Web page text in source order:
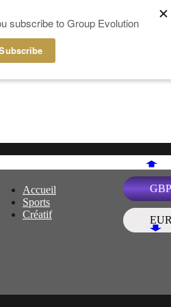
GBP
Accueil
Sports
Créatif
Menu
Accueil
Sports
Créatif